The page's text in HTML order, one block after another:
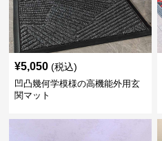
¥5,050 (税込)
凹凸幾何学模様の高機能外用玄
関マット